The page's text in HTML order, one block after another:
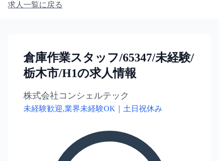
求人一覧に戻る
倉庫作業スタッフ/65347/未経験/
栃木市/H1の求人情報
株式会社コンシェルテック
未経験歓迎,業界未経験OK｜土日祝休み